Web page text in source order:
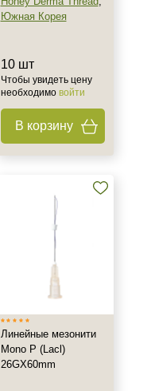
Южная Корея
10 шт
Чтобы увидеть цену
необходимо войти
В корзину
Линейные мезонити
Mono P (Lacl)
26GX60mm